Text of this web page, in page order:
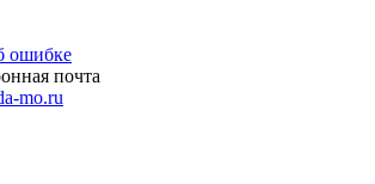
ошибке
почта
mo.ru